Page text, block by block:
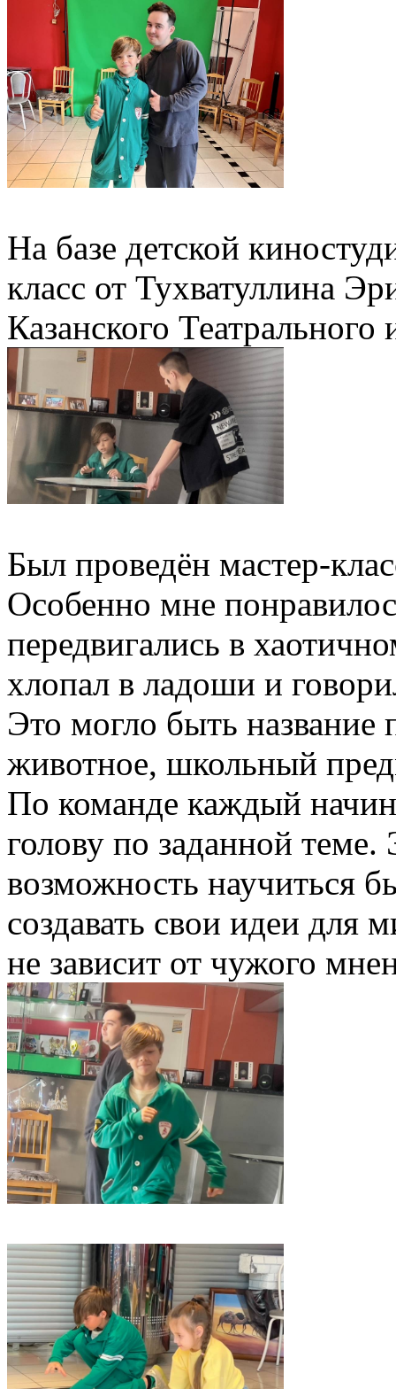
На базе детской
класс от Тухватуллина
Казанского Театрального
Был проведён мастер-
Особенно мне
передвигались в
хлопал в ладоши и
Это могло быть название
животное, школьный
По команде каждый
голову по заданной
возможность научиться
создавать свои идеи для
не зависит от чужого